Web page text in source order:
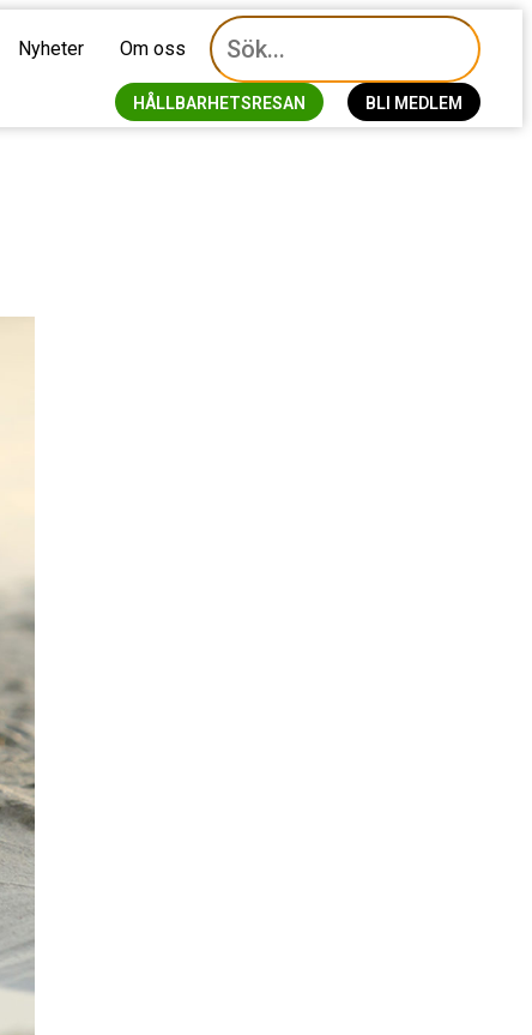
Nyheter Om oss
HÅLLBARHETSRESAN BLI MEDLEM